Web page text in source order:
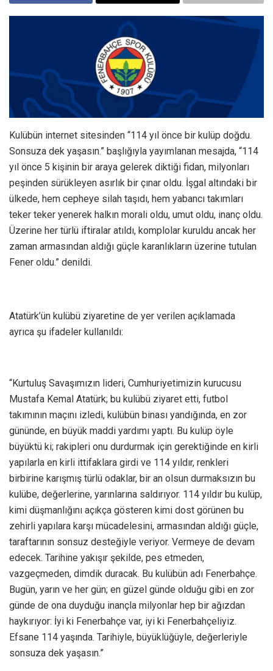
Kulübün internet sitesinden “114 yıl önce bir kulüp doğdu.
Sonsuza dek yaşasın.” başlığıyla yayımlanan mesajda, “114
yıl önce 5 kişinin bir araya gelerek diktiği fidan, milyonları
peşinden sürükleyen asırlık bir çınar oldu. İşgal altındaki bir
ülkede, hem cepheye silah taşıdı, hem yabancı takımları
teker teker yenerek halkın morali oldu, umut oldu, inanç oldu.
Üzerine her türlü iftiralar atıldı, komplolar kuruldu ancak her
zaman armasından aldığı güçle karanlıkların üzerine tutulan
Fener oldu.” denildi.
Atatürk’ün kulübü ziyaretine de yer verilen açıklamada
ayrıca şu ifadeler kullanıldı:
“Kurtuluş Savaşımızın lideri, Cumhuriyetimizin kurucusu
Mustafa Kemal Atatürk; bu kulübü ziyaret etti, futbol
takımının maçını izledi, kulübün binası yandığında, en zor
gününde, en büyük maddi yardımı yaptı. Bu kulüp öyle
büyüktü ki; rakipleri onu durdurmak için gerektiğinde en kirli
yapılarla en kirli ittifaklara girdi ve 114 yıldır, renkleri
birbirine karışmış türlü odaklar, bir an olsun durmaksızın bu
kulübe, değerlerine, yarınlarına saldırıyor. 114 yıldır bu kulüp,
kimi düşmanlığını açıkça gösteren kimi dost görünen bu
zehirli yapılara karşı mücadelesini, armasından aldığı güçle,
taraftarının sonsuz desteğiyle veriyor. Vermeye de devam
edecek. Tarihine yakışır şekilde, pes etmeden,
vazgeçmeden, dimdik duracak. Bu kulübün adı Fenerbahçe.
Bugün, yarın ve her gün; en güzel günde olduğu gibi en zor
günde de ona duyduğu inançla milyonlar hep bir ağızdan
haykırıyor: İyi ki Fenerbahçe var, iyi ki Fenerbahçeliyiz.
Efsane 114 yaşında. Tarihiyle, büyüklüğüyle, değerleriyle
sonsuza dek yaşasın.”